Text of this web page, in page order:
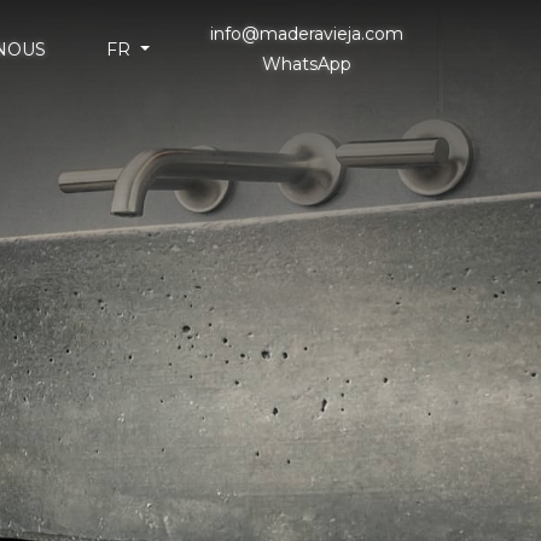
FR
info@maderavieja.com
WhatsApp